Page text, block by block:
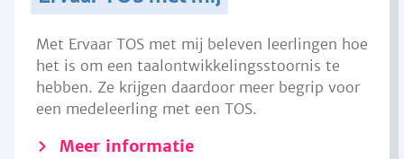
Met Ervaar TOS met mij beleven leerlingen hoe
het is om een taalontwikkelingsstoornis te
hebben. Ze krijgen daardoor meer begrip voor
een medeleerling met een TOS.
Meer informatie